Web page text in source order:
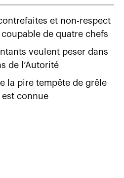
et non-respect
de quatre chefs
veulent peser dans
de l’Autorité
la pire tempête de grêle
est connue